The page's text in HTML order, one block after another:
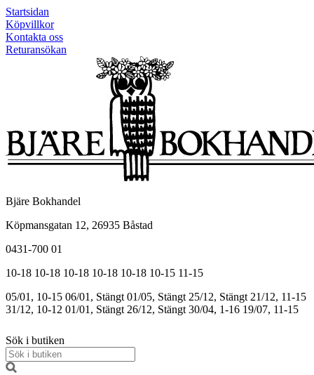
Startsidan
Köpvillkor
Kontakta oss
Returansökan
Bjäre Bokhandel
Köpmansgatan 12, 26935 Båstad
0431-700 01
10-18 10-18 10-18 10-18 10-18 10-15 11-15
05/01, 10-15 06/01, Stängt 01/05, Stängt 25/12, Stängt 21/12, 11-15
31/12, 10-12 01/01, Stängt 26/12, Stängt 30/04, 1-16 19/07, 11-15
Sök i butiken